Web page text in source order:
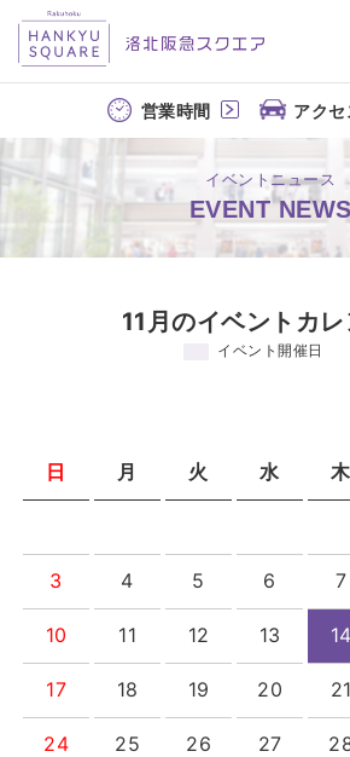
営業時間 アク
イベントニュース
EVENT NEWS
11月のイベントカ
イベント開催日
日 月 火 水 木
3 4 5 6 7
10 11 12 13 14
17 18 19 20 21
24 25 26 27